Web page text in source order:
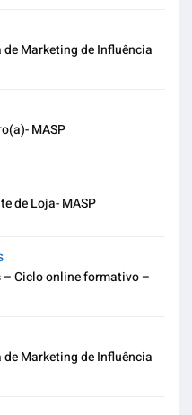
Marketing de Influência
MASP
de Loja- MASP
– Ciclo online formativo –
Marketing de Influência